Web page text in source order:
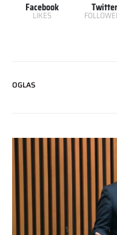
Facebook
LIKES
Twitter
OGLAS